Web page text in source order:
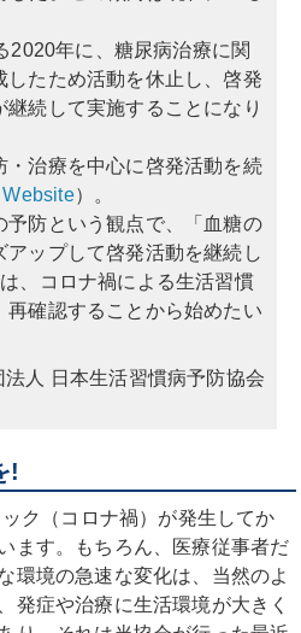
年に、糖尿病治療に関
たため活動を休止し、啓発
続して実施することになり
治療を中心に啓発活動を続
Website）。
防という観点で、「血糖の
ップして啓発活動を継続し
、コロナ禍による生活習慣
確認することから始めたい
法人 日本生活習慣病予防協会
!
ク（コロナ禍）が発生してか
ます。もちろん、医療従事者だ
環境の急速な変化は、当然のよ
発症や治療に生活環境が大きく